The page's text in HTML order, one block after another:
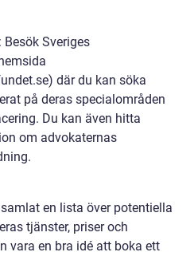
Sveriges
där du kan söka
på deras specialområden
Du kan även hitta
om advokaternas
en lista över potentiella
tjänster, priser och
vara en bra idé att boka ett